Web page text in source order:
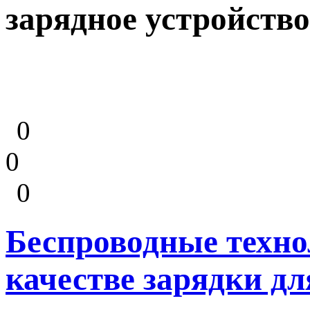
зарядное устройство
0
0
0
Беспроводные
качестве зарядки